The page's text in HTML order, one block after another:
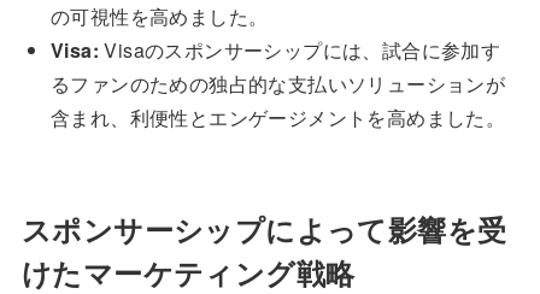
の可視性を高めました。
Visa: Visaのスポンサーシップには、試合に参加す
るファンのための独占的な支払いソリューションが
含まれ、利便性とエンゲージメントを高めました。
スポンサーシップによって影響を受
けたマーケティング戦略